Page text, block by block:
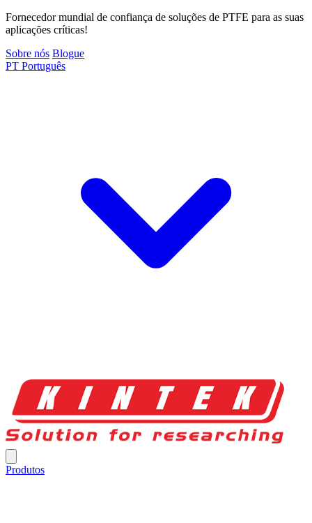
Fornecedor mundial de confiança de soluções de PTFE para as suas
aplicações críticas!
Sobre nós Blogue
PT Português
Produtos